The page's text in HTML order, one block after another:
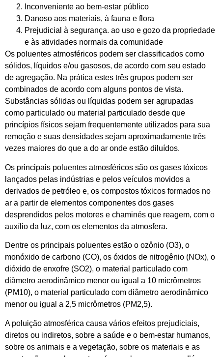
Inconveniente ao bem-estar público
Danoso aos materiais, à fauna e flora
Prejudicial à segurança. ao uso e gozo da propriedade
e às atividades normais da comunidade
Os poluentes atmosféricos podem ser classificados como
sólidos, líquidos e/ou gasosos, de acordo com seu estado
de agregação. Na prática estes três grupos podem ser
combinados de acordo com alguns pontos de vista.
Substâncias sólidas ou líquidas podem ser agrupadas
como particulado ou material particulado desde que
princípios físicos sejam frequentemente utilizados para sua
remoção e suas densidades sejam aproximadamente três
vezes maiores do que a do ar onde estão diluídos.
Os principais poluentes atmosféricos são os gases tóxicos
lançados pelas indústrias e pelos veículos movidos a
derivados de petróleo e, os compostos tóxicos formados no
ar a partir de elementos componentes dos gases
desprendidos pelos motores e chaminés que reagem, com o
auxílio da luz, com os elementos da atmosfera.
Dentre os principais poluentes estão o ozônio (O3), o
monóxido de carbono (CO), os óxidos de nitrogênio (NOx), o
dióxido de enxofre (SO2), o material particulado com
diâmetro aerodinâmico menor ou igual a 10 micrômetros
(PM10), o material particulado com diâmetro aerodinâmico
menor ou igual a 2,5 micrômetros (PM2,5).
A poluição atmosférica causa vários efeitos prejudiciais,
diretos ou indiretos, sobre a saúde e o bem-estar humanos,
sobre os animais e a vegetação, sobre os materiais e as